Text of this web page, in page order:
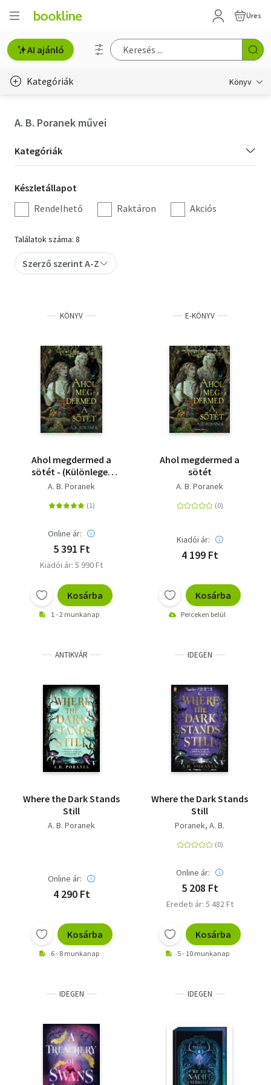
Üres
AI ajánló
Kategóriák Könyv
Hobbi, szabadidő
Irodalom
Művészet
Szakkönyv
Tankönyv, segédkönyv
Társadalomtudomány
Természettudomány
Történelem
A. B. Poranek művei
Kategória
szűrés
Kategóriák
Készletállapot
szűrés
Készletállapot
Rendelhető
Raktáron Akciós
Találatok száma: 8
Szerző szerint A-Z
KÖNYV
Ahol megdermed a
sötét - (Különleges
kiadás)
A. B. Poranek
Online ár:
5 391 Ft
Kiadói ár: 5 990 Ft
Kosárba
1 - 2 munkanap
E-KÖNYV
Ahol megdermed a
sötét
A. B. Poranek
Kiadói ár:
4 199 Ft
Kosárba
Perceken belül
ANTIKVÁR
Where the Dark Stands
Still
A. B. Poranek
Online ár:
4 290 Ft
Kosárba
6 - 8 munkanap
IDEGEN
Where the Dark Stands
Still
Poranek, A. B.
Online ár:
5 208 Ft
Eredeti ár: 5 482 Ft
Kosárba
5 - 10 munkanap
IDEGEN IDEGEN